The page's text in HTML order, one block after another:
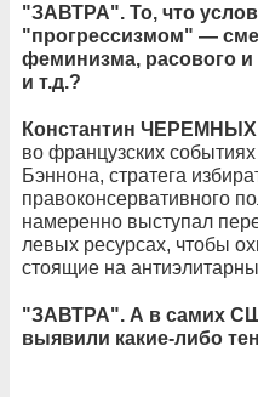
"ЗАВТРА". То, что
"прогрессизмом" —
феминизма, расового
и т.д.?
Константин
во французских
Бэннона, стратега
правоконсервативного
намеренно выступал
левых ресурсах, чтобы
стоящие на
"ЗАВТРА". А в самих
выявили какие-либо